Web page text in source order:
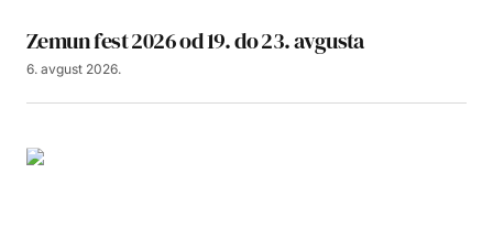
Zemun fest 2026 od 19. do 23. avgusta
6. avgust 2026.